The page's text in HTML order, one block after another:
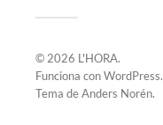
© 2026 L'HORA.
Funciona conWordPress.
Tema deAnders Norén.